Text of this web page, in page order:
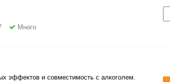
Много
эффектов и совместимость с алкоголем.